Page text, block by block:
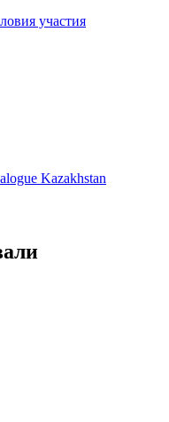
участия
Kazakhstan